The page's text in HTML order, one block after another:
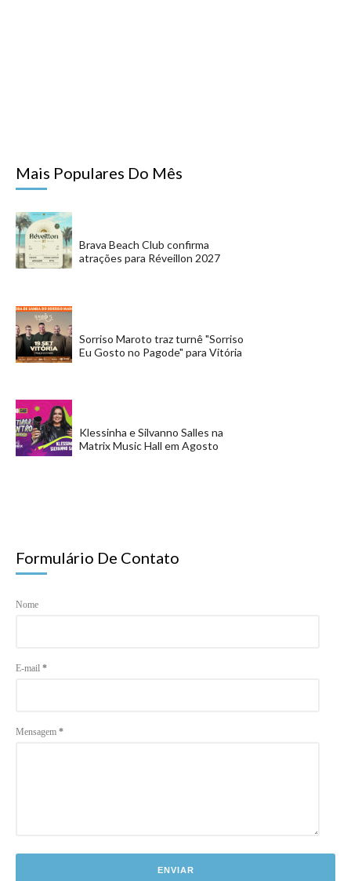
Mais Populares Do Mês
Brava Beach Club confirma
atrações para Réveillon 2027
Sorriso Maroto traz turnê "Sorriso
Eu Gosto no Pagode" para Vitória
Klessinha e Silvanno Salles na
Matrix Music Hall em Agosto
Formulário De Contato
Nome
E-mail *
Mensagem *